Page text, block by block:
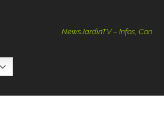
NewsJardinTV – Infos,